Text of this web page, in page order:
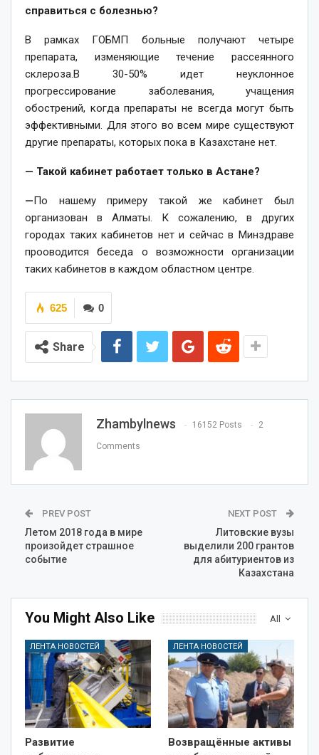
справиться с болезнью?
В рамках ГОБМП больные получают четыре
препарата, изменяющие течение рассеянного
склероза.В 30-50% идет неуклонное
прогрессирование заболевания, учащения
обострений, когда препараты не всегда могут быть
эффективными. Для этого во всем мире существуют
другие препараты, которых пока в Казахстане нет.
— Такой кабинет работает только в Астане?
—По нашему примеру такой же кабинет был
организован в Алматы. К сожалению, в других
городах таких кабинетов нет и сейчас в Минздраве
прооводится беседа о возможности организации
таких кабинетов в каждом областном центре.
0
625
Share
Zhambylnews 16152 Posts 2
Comments
PREV POST
Летом 2018 года в мире
произойдет страшное
событие
NEXT POST
Литовские вузы
выделили 200 грантов
для абитуриентов из
Казахстана
All
You Might Also Like
ЛЕНТА НОВОСТЕЙ
Развитие
ЛЕНТА НОВОСТЕЙ
Возвращённые активы